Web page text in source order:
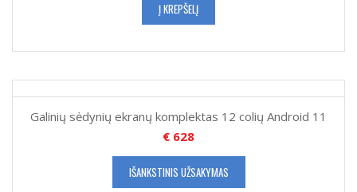
Į KREPŠELĮ
Galinių sėdynių ekranų komplektas 12 colių Android 11
€ 628
IŠANKSTINIS UŽSAKYMAS